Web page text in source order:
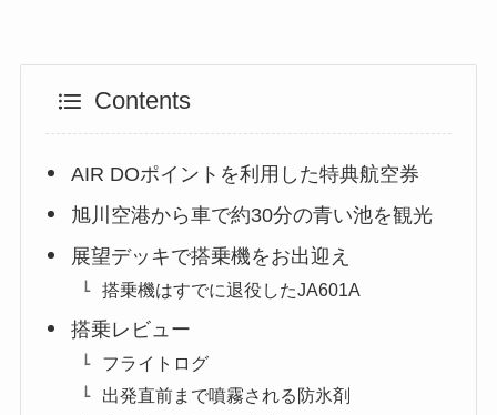
Contents
AIR DOポイントを利用した特典航空券
旭川空港から車で約30分の青い池を観光
展望デッキで搭乗機をお出迎え
搭乗機はすでに退役したJA601A
搭乗レビュー
フライトログ
出発直前まで噴霧される防氷剤